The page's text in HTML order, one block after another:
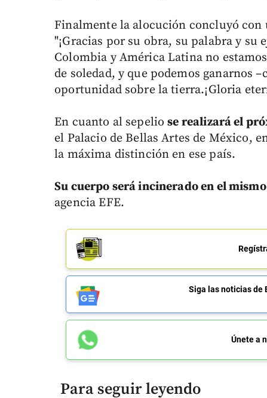
Finalmente la alocución concluyó
"¡Gracias por su obra, su palabra y
Colombia y América Latina no
de soledad, y que podemos ganarnos
oportunidad sobre la tierra.¡Gloria
En cuanto al sepeliose realizará el
el Palacio de Bellas Artes de México,
la máxima distinción en ese país.
Su cuerpo será incinerado en el
agencia EFE.
Siga las noticias de
Únete a
Para seguir leyendo